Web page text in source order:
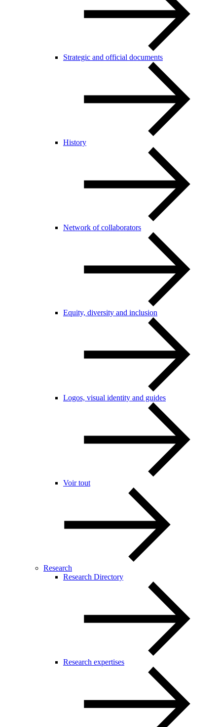
Strategic and official documents
History
Network of collaborators
Equity, diversity and inclusion
Logos, visual identity and guides
Voir tout
Research
Research Directory
Research expertises